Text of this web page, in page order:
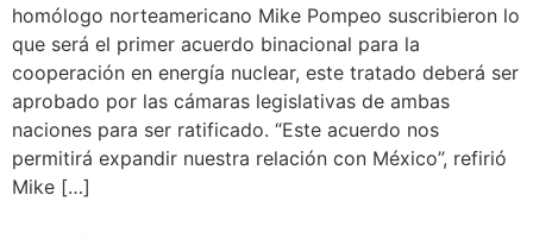
homólogo norteamericano Mike Pompeo suscribieron lo
que será el primer acuerdo binacional para la
cooperación en energía nuclear, este tratado deberá ser
aprobado por las cámaras legislativas de ambas
naciones para ser ratificado. “Este acuerdo nos
permitirá expandir nuestra relación con México”, refirió
Mike […]